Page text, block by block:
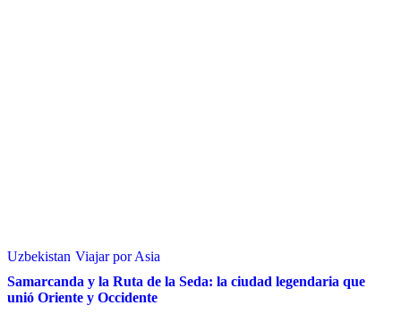
Uzbekistan Viajar por Asia
Samarcanda y la Ruta de la Seda: la ciudad legendaria que
unió Oriente y Occidente